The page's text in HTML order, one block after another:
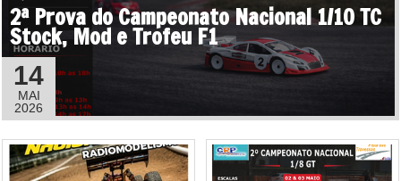
14
MAI
2026
2ª Prova do Campeonato Nacional 1/10 TC
Stock, Mod e Trofeu F1